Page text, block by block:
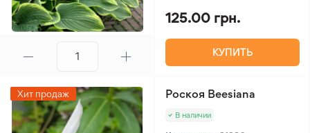
125.00 грн.
КУПИТЬ
Хит продаж Роскоя Beesiana
В наличии